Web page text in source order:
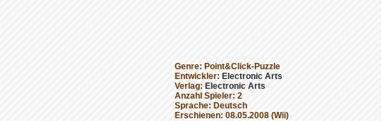
Genre: Point&Click-Puzzle
Entwickler: Electronic Arts
Verlag: Electronic Arts
Anzahl Spieler: 2
Sprache: Deutsch
Erschienen: 08.05.2008 (Wii)